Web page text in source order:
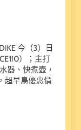
今（3）日
）；主打
器、快煮壺，
超早鳥優惠價